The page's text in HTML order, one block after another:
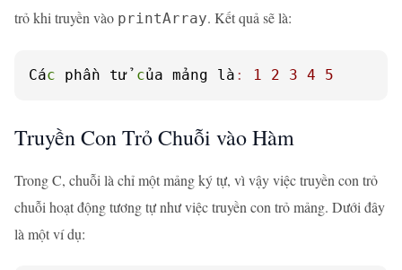
trỏ khi truyền vào printArray. Kết quả sẽ là:
Các phần tử của mảng là : 1 2 3 4 5
Truyền Con Trỏ Chuỗi vào Hàm
Trong C, chuỗi là chỉ một mảng ký tự, vì vậy việc truyền con trỏ
chuỗi hoạt động tương tự như việc truyền con trỏ mảng. Dưới đây
là một ví dụ: